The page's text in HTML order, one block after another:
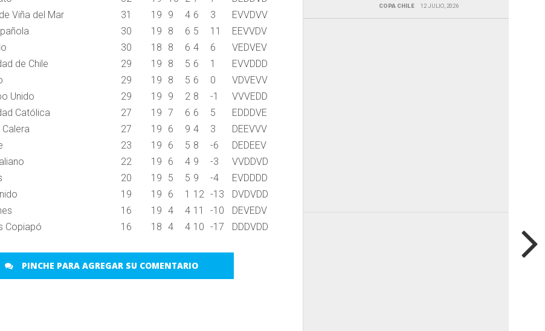
Viña del Mar 31 19 9 4 6 3 EVVDVV
30 19 8 6 5 11 EEVVDV
30 18 8 6 4 6 VEDVEV
de Chile 29 19 8 5 6 1 EVVDDD
29 19 8 5 6 0 VDVEVV
Unido 29 19 9 2 8 -1 VVVEDD
Católica 27 19 7 6 6 5 EDDDVE
Calera 27 19 6 9 4 3 DEEVVV
23 19 6 5 8 -6 DEDEEV
22 19 6 4 9 -3 VVDDVD
20 19 5 5 9 -4 EVDDDD
19 19 6 1 12 -13 DVDVDD
16 19 4 4 11 -10 DEVEDV
Copiapó 16 18 4 4 10 -17 DDDVDD
PINCHE PARA AGREGAR SU COMENTARIO
COPA CHILE 12 JULIO, 2026